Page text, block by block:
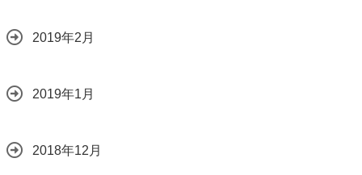
2019年2月
2019年1月
2018年12月